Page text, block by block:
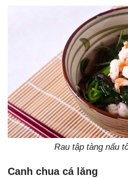
Rau tập tàng nấu
Canh chua cá lăng